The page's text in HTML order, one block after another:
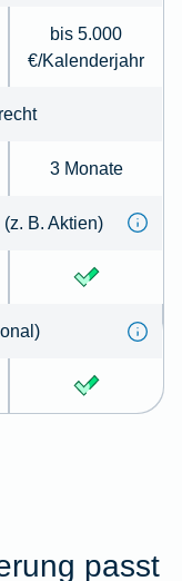
bis 5.000
€/Kalenderjahr
3 Monate
B. Aktien)
passt